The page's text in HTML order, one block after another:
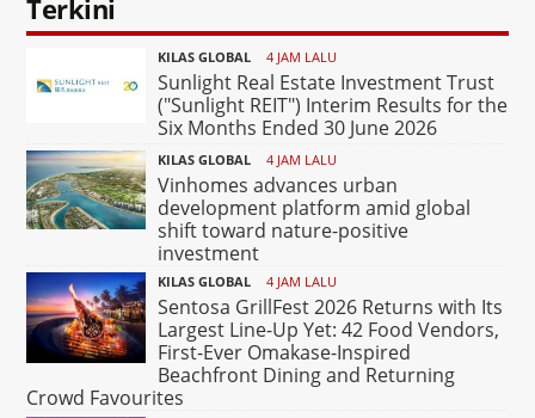
Terkini
KILAS GLOBAL 4 JAM LALU
Sunlight Real Estate Investment Trust
("Sunlight REIT") Interim Results for the
Six Months Ended 30 June 2026
KILAS GLOBAL 4 JAM LALU
Vinhomes advances urban
development platform amid global
shift toward nature-positive
investment
KILAS GLOBAL 4 JAM LALU
Sentosa GrillFest 2026 Returns with Its
Largest Line-Up Yet: 42 Food Vendors,
First-Ever Omakase-Inspired
Beachfront Dining and Returning
Crowd Favourites